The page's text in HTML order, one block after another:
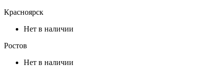
Красноярск
Нет в наличии
Ростов
Нет в наличии